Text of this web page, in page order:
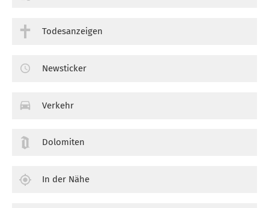
Todesanzeigen
Newsticker
Verkehr
Dolomiten
In der Nähe